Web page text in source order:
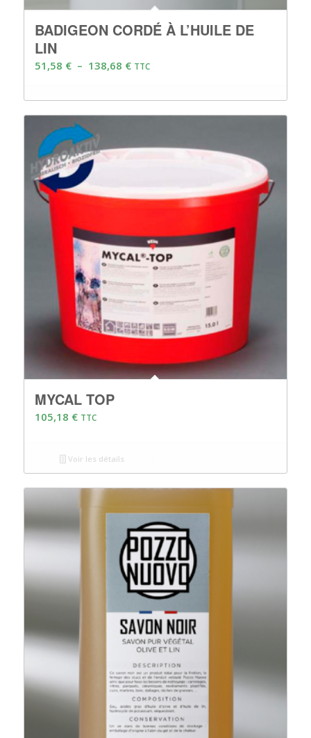
BADIGEON CORDÉ À L’HUILE DE
LIN
51,58 € – 138,68 €Plage
prix :
51,58 €
138,68 €
TTC
MYCAL TOP
105,18 € TTC
Voir les détails